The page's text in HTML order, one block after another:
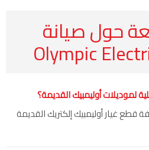
حول صيانة
أوليمبيك القديمة؟
قطع غيار أوليمبيك إلكتريك القديمة